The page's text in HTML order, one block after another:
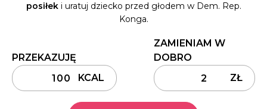
posiłeki uratuj dziecko przed głodem w Dem. Rep.
Konga.
PRZEKAZUJĘ
KCAL
ZAMIENIAM W
DOBRO
ZŁ